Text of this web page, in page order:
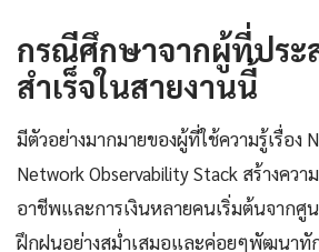
กรณีศึกษาจากผู้ที่ประ
สำเร็จในสายงานนี้
มีตัวอย่างมากมายของผู้ที่ใช้ความรู้เรื่อง
Network Observability Stack สร้างควา
อาชีพและการเงินหลายคนเริ่มต้นจากศู
ฝึกฝนอย่างสม่ำเสมอและค่อยๆพัฒนาทั